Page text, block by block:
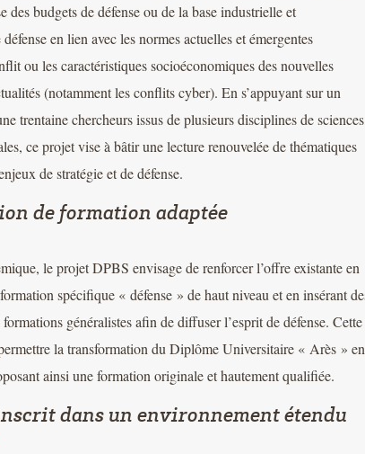
des budgets de défense ou de la base industrielle et
en lien avec les normes actuelles et émergentes
ou les caractéristiques socioéconomiques des nouvelles
(notamment les conflits cyber). En s’appuyant sur un
trentaine chercheurs issus de plusieurs disciplines de sciences
ce projet vise à bâtir une lecture renouvelée de thématiques
de stratégie et de défense.
de formation adaptée
le projet DPBS envisage de renforcer l’offre existante en
spécifique « défense » de haut niveau et en insérant
généralistes afin de diffuser l’esprit de défense. Cette
la transformation du Diplôme Universitaire « Arès » en
ainsi une formation originale et hautement qualifiée.
dans un environnement étendu